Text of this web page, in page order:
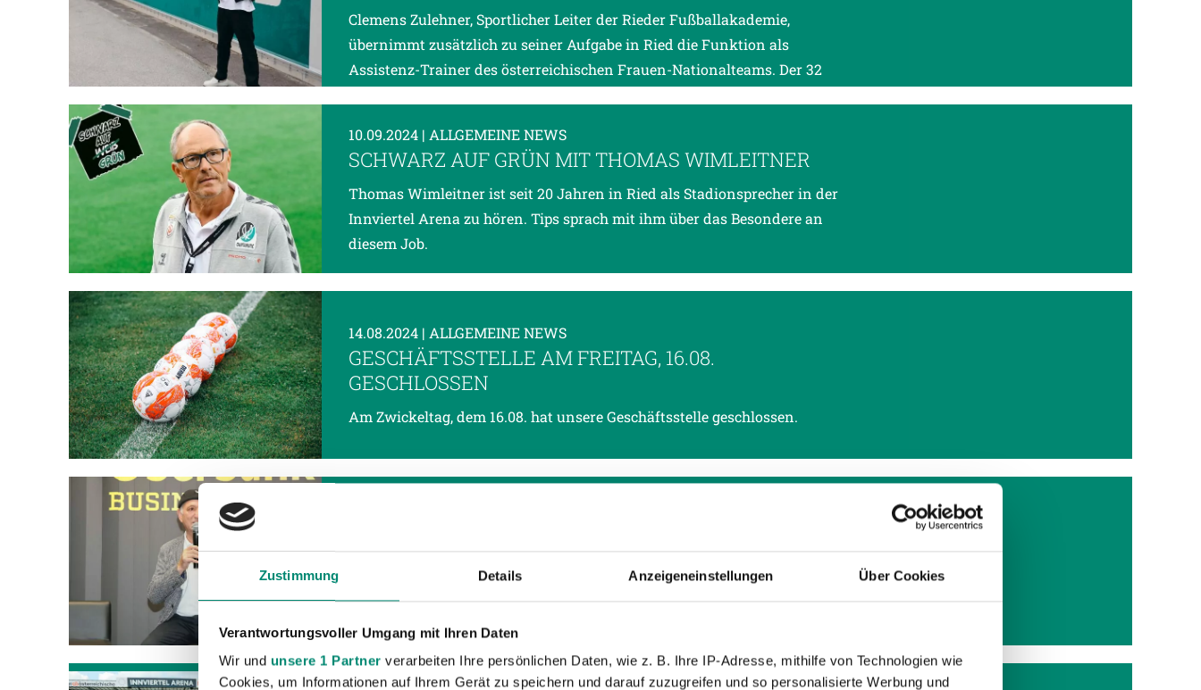
Zustimmung Details Anzeigeneinstellungen Über Cookies
Verantwortungsvoller Umgang mit Ihren Daten
Wir und unsere 1 Partner verarbeiten Ihre persönlichen Daten, wie z. B. Ihre IP-Adresse, mithilfe von Technologien wie
Cookies, um Informationen auf Ihrem Gerät zu speichern und darauf zuzugreifen und so personalisierte Werbung und
Clemens Zulehner, Sportlicher Leiter der Rieder Fußballakademie,
übernimmt zusätzlich zu seiner Aufgabe in Ried die Funktion als
Assistenz-Trainer des österreichischen Frauen-Nationalteams. Der 32
10.09.2024 | ALLGEMEINE NEWS
SCHWARZ AUF GRÜN MIT THOMAS WIMLEITNER
Thomas Wimleitner ist seit 20 Jahren in Ried als Stadionsprecher in der
Innviertel Arena zu hören. Tips sprach mit ihm über das Besondere an
diesem Job.
14.08.2024 | ALLGEMEINE NEWS
GESCHÄFTSSTELLE AM FREITAG, 16.08.
GESCHLOSSEN
Am Zwickeltag, dem 16.08. hat unsere Geschäftsstelle geschlossen.
RIED ALS TEAMMANAGER ZURÜCK
Der langjährige Teammanger Rudi Zauner zieht sich nach über 30 Jahren
06.08.2024| ALLGEMEINE NEWS